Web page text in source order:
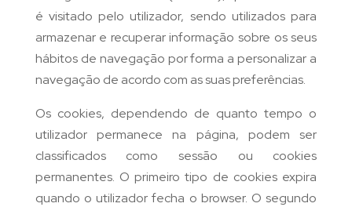
é visitado pelo utilizador, sendo utilizados para
armazenar e recuperar informação sobre os seus
hábitos de navegação por forma a personalizar a
navegação de acordo com as suas preferências.
Os cookies, dependendo de quanto tempo o
utilizador permanece na página, podem ser
classificados como sessão ou cookies
permanentes. O primeiro tipo de cookies expira
quando o utilizador fecha o browser. O segundo